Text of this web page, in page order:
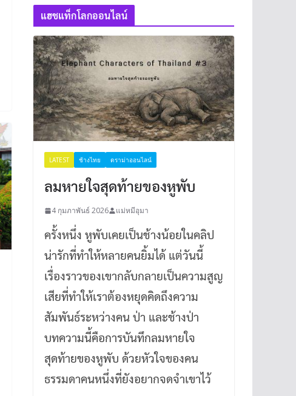
แฮชแท็กโลกออนไลน์
LATEST ช้างไทย ดราม่าออนไลน์
ลมหายใจสุดท้ายของหูพับ
4 กุมภาพันธ์ 2026 แม่หมีอุมา
ครั้งหนึ่ง หูพับเคยเป็นช้างน้อยในคลิป
น่ารักที่ทำให้หลายคนยิ้มได้ แต่วันนี้
เรื่องราวของเขากลับกลายเป็นความสูญ
เสียที่ทำให้เราต้องหยุดคิดถึงความ
สัมพันธ์ระหว่างคน ป่า และช้างป่า
บทความนี้คือการบันทึกลมหายใจ
สุดท้ายของหูพับ ด้วยหัวใจของคน
ธรรมดาคนหนึ่งที่ยังอยากจดจำเขาไว้